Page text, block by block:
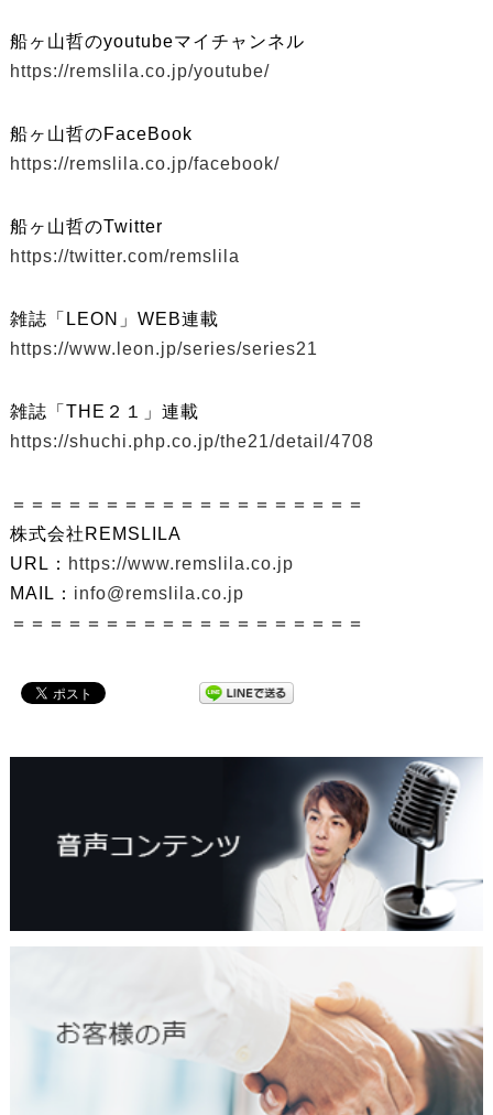
船ヶ山哲のyoutubeマイチャンネル
https://remslila.co.jp/youtube/
船ヶ山哲のFaceBook
https://remslila.co.jp/facebook/
船ヶ山哲のTwitter
https://twitter.com/remslila
雑誌「LEON」WEB連載
https://www.leon.jp/series/series21
雑誌「THE２１」連載
https://shuchi.php.co.jp/the21/detail/4708
＝＝＝＝＝＝＝＝＝＝＝＝＝＝＝＝＝＝＝
株式会社REMSLILA
URL： https://www.remslila.co.jp
MAIL： info@remslila.co.jp
＝＝＝＝＝＝＝＝＝＝＝＝＝＝＝＝＝＝＝